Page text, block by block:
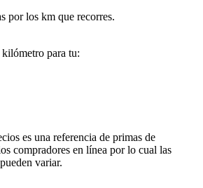
por los km que recorres.
para tu:
es una referencia de primas de
compradores en línea por lo cual las
variar.